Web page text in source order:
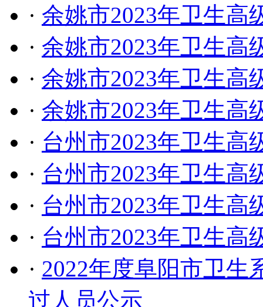
· 余姚市2023年卫生高
· 余姚市2023年卫生高
· 余姚市2023年卫生高
· 余姚市2023年卫生高
· 台州市2023年卫生高
· 台州市2023年卫生高
· 台州市2023年卫生高
· 台州市2023年卫生高
· 2022年度阜阳市卫生
过人员公示